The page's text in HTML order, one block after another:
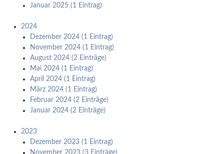
Januar 2025 (1 Eintrag)
2024
Dezember 2024 (1 Eintrag)
November 2024 (1 Eintrag)
August 2024 (2 Einträge)
Mai 2024 (1 Eintrag)
April 2024 (1 Eintrag)
März 2024 (1 Eintrag)
Februar 2024 (2 Einträge)
Januar 2024 (2 Einträge)
2023
Dezember 2023 (1 Eintrag)
November 2023 (3 Einträge)